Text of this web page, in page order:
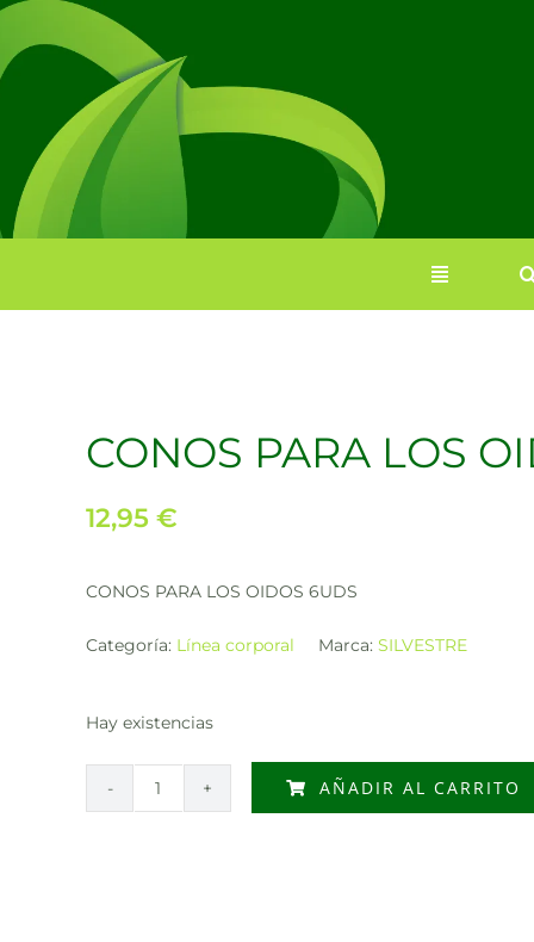
Saltar
contenido
CONOS PARA LOS
12,95 €
CONOS PARA LOS OIDOS 6UDS
Categoría: Línea corporal Marca: SILVESTRE
Hay existencias
CONOS
AÑADIR AL CARRITO